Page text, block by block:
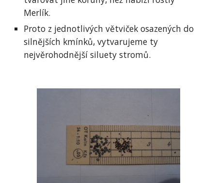
Merlík.
Proto z jednotlivých větviček osazených do
silnějších kmínků, vytvarujeme ty
nejvěrohodnější siluety stromů.